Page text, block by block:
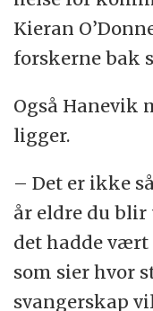
Kieran
forskerne bak
Også Hanevik
ligger.
– Det er ikke
år eldre du blir
det hadde
som sier hvor
svangerskap